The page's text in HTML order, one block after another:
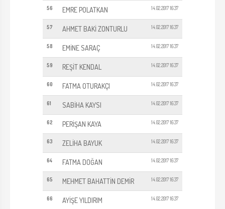
56 EMRE POLATKAN 14.02.2017 16:37
57 AHMET BAKİ ZONTURLU 14.02.2017 16:37
58 EMİNE SARAÇ 14.02.2017 16:37
59 REŞİT KENDAL 14.02.2017 16:37
60 FATMA OTURAKÇI 14.02.2017 16:37
61 SABİHA KAYSI 14.02.2017 16:37
62 PERİŞAN KAYA 14.02.2017 16:37
63 ZELİHA BAYUK 14.02.2017 16:37
64 FATMA DOĞAN 14.02.2017 16:37
65 MEHMET BAHATTİN DEMİR 14.02.2017 16:37
66 AYİŞE YILDIRIM 14.02.2017 16:37